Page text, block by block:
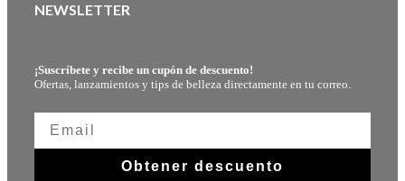
NEWSLETTER
¡Suscríbete y recibe un cupón de descuento!
Ofertas, lanzamientos y tips de belleza directamente en tu correo.
Obtener descuento